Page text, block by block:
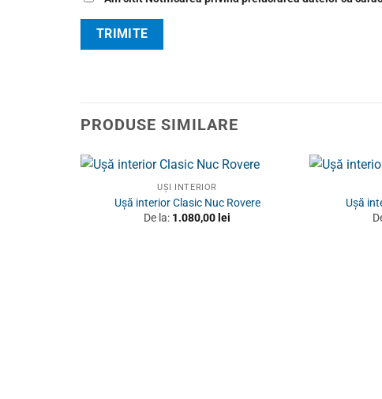
PRODUSE SIMILARE
UȘI INTERIOR
Ușă interior Clasic Nuc Rovere
De la: 1.080,00 lei
Ușă